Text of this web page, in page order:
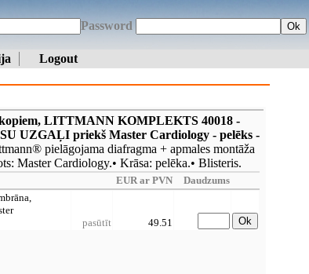
Password Ok
Logout
LITTMANN KOMPLEKTS 40018 -
UZGAĻI priekš Master Cardiology - pelēks -
pielāgojama diafragma + apmales montāža
Master Cardiology.• Krāsa: pelēka.• Blisteris.
EUR ar PVN Daudzums
pasūtīt 49.51 Ok